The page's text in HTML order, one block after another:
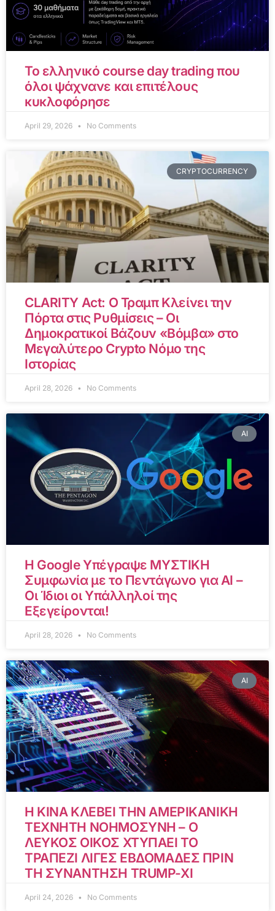
Το ελληνικό course day trading που
όλοι ψάχνανε και επιτέλους
κυκλοφόρησε
April 29, 2026 No Comments
CRYPTOCURRENCY
CLARITY Act: Ο Τραμπ Κλείνει την
Πόρτα στις Ρυθμίσεις – Οι
Δημοκρατικοί Βάζουν «Βόμβα» στο
Μεγαλύτερο Crypto Νόμο της
Ιστορίας
April 28, 2026 No Comments
AI
Η Google Υπέγραψε ΜΥΣΤΙΚΗ
Συμφωνία με το Πεντάγωνο για AI –
Οι Ίδιοι οι Υπάλληλοί της
Εξεγείρονται!
April 28, 2026 No Comments
AI
Η ΚΙΝΑ ΚΛΕΒΕΙ ΤΗΝ ΑΜΕΡΙΚΑΝΙΚΗ
ΤΕΧΝΗΤΗ ΝΟΗΜΟΣΥΝΗ – Ο
ΛΕΥΚΟΣ ΟΙΚΟΣ ΧΤΥΠΑΕΙ ΤΟ
ΤΡΑΠΕΖΙ ΛΙΓΕΣ ΕΒΔΟΜΑΔΕΣ ΠΡΙΝ
ΤΗ ΣΥΝΑΝΤΗΣΗ TRUMP-XI
April 24, 2026 No Comments